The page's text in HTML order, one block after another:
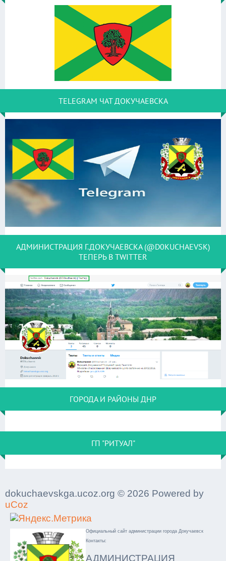
TELEGRAM ЧАТ ДОКУЧАЕВСКА
АДМИНИСТРАЦИЯ Г.ДОКУЧАЕВСКА (@D0KUCHAEVSK)
ТЕПЕРЬ В TWITTER
ГОРОДА И РАЙОНЫ ДНР
ГП "РИТУАЛ"
dokuchaevskga.ucoz.org © 2026 Powered by
uCoz
Официальный сайт администрации города Докучаевск
Контакты:
АДМИНИСТРАЦИЯ